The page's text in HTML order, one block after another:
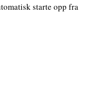
starte opp fra